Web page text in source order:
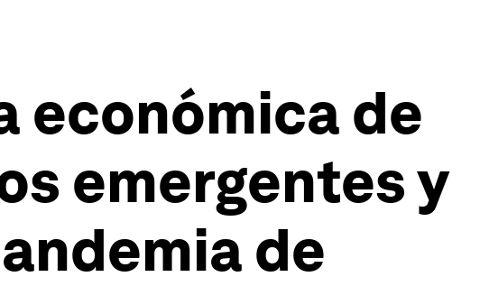
económica de
emergentes y
de